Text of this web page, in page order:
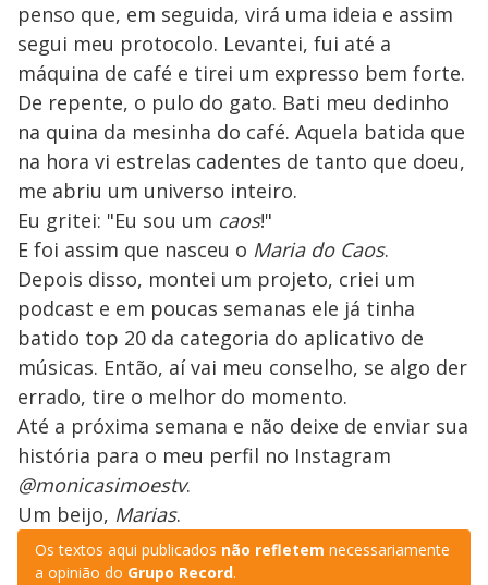
penso que, em seguida, virá uma ideia e assim
segui meu protocolo. Levantei, fui até a
máquina de café e tirei um expresso bem forte.
De repente, o pulo do gato. Bati meu dedinho
na quina da mesinha do café. Aquela batida que
na hora vi estrelas cadentes de tanto que doeu,
me abriu um universo inteiro.
Eu gritei: "Eu sou um caos!"
E foi assim que nasceu o Maria do Caos.
Depois disso, montei um projeto, criei um
podcast e em poucas semanas ele já tinha
batido top 20 da categoria do aplicativo de
músicas. Então, aí vai meu conselho, se algo der
errado, tire o melhor do momento.
Até a próxima semana e não deixe de enviar sua
história para o meu perfil no Instagram
@monicasimoestv.
Um beijo, Marias.
Os textos aqui publicados não refletem necessariamente
a opinião do Grupo Record.